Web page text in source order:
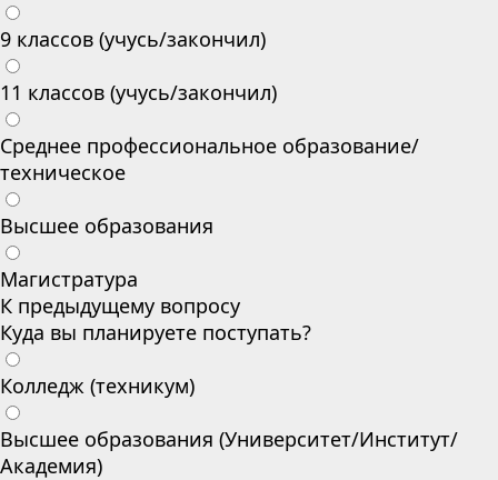
9 классов (учусь/закончил)
11 классов (учусь/закончил)
Среднее профессиональное образование/
техническое
Высшее образования
Магистратура
К предыдущему вопросу
Куда вы планируете поступать?
Колледж (техникум)
Высшее образования (Университет/Институт/
Академия)